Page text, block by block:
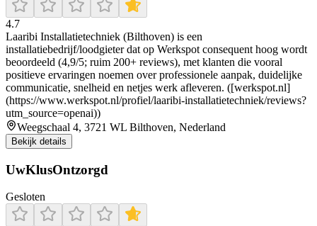
4.7
Laaribi Installatietechniek (Bilthoven) is een
installatiebedrijf/loodgieter dat op Werkspot consequent hoog wordt
beoordeeld (4,9/5; ruim 200+ reviews), met klanten die vooral
positieve ervaringen noemen over professionele aanpak, duidelijke
communicatie, snelheid en netjes werk afleveren. ([werkspot.nl]
(https://www.werkspot.nl/profiel/laaribi-installatietechniek/reviews?
utm_source=openai))
Weegschaal 4, 3721 WL Bilthoven, Nederland
Bekijk details
UwKlusOntzorgd
Gesloten